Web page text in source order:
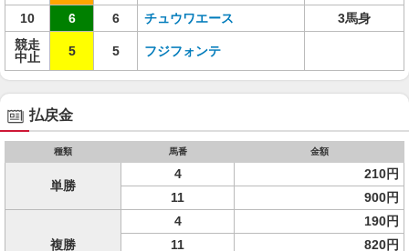
10
6 6 チュウワエース
3馬身
競走
中止
5 5 フジフォンテ
払戻金
種類 馬番 金額
単勝
4
210円
11
900円
複勝
4
190円
11
820円